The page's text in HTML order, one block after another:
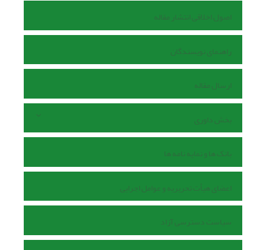
اصول اخلاقی انتشار مقاله
راهنمای نویسندگان
ارسال مقاله
بخش داوری
بانک ها و نمایه نامه ها
اعضای هیأت تحریریه و عوامل اجرایی
سیاست دسترسی آزاد